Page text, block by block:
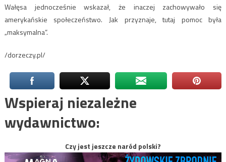
Wałęsa jednocześnie wskazał, że inaczej zachowywało się
amerykańskie społeczeństwo. Jak przyznaje, tutaj pomoc była
„maksymalna”.
/dorzeczy.pl/
Wspieraj niezależne
wydawnictwo:
Czy jest jeszcze naród polski?